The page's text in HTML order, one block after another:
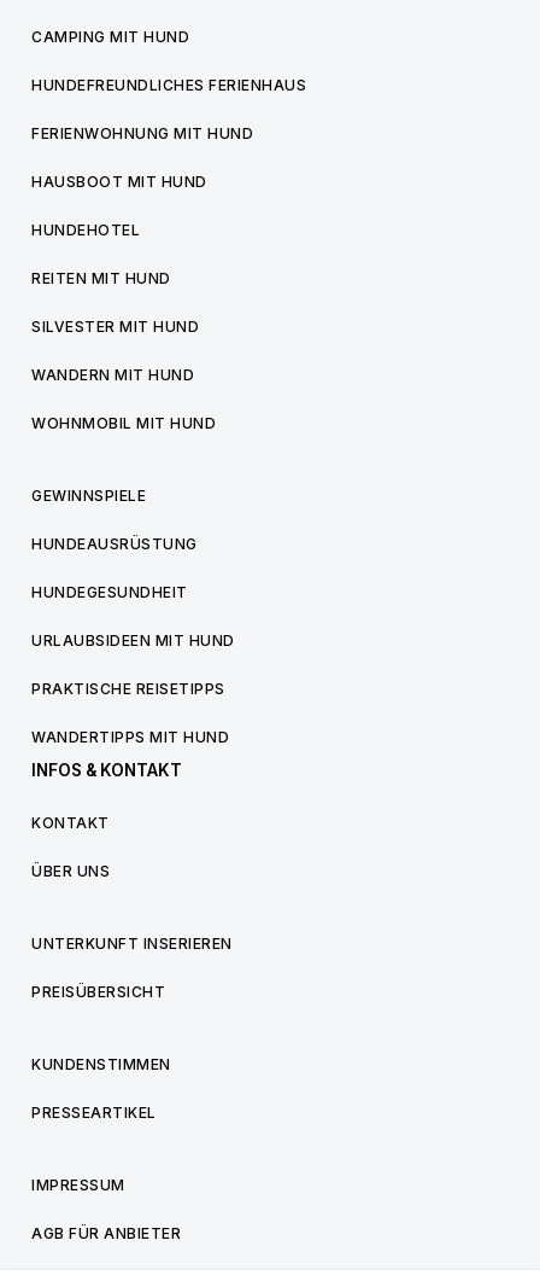
CAMPING MIT HUND
HUNDEFREUNDLICHES FERIENHAUS
FERIENWOHNUNG MIT HUND
HAUSBOOT MIT HUND
HUNDEHOTEL
REITEN MIT HUND
SILVESTER MIT HUND
WANDERN MIT HUND
WOHNMOBIL MIT HUND
GEWINNSPIELE
HUNDEAUSRÜSTUNG
HUNDEGESUNDHEIT
URLAUBSIDEEN MIT HUND
PRAKTISCHE REISETIPPS
WANDERTIPPS MIT HUND
INFOS & KONTAKT
KONTAKT
ÜBER UNS
UNTERKUNFT INSERIEREN
PREISÜBERSICHT
KUNDENSTIMMEN
PRESSEARTIKEL
IMPRESSUM
AGB FÜR ANBIETER